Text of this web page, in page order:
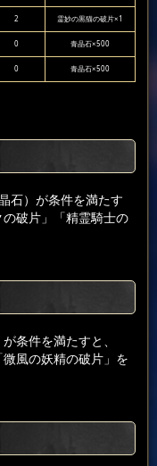
2 霊妙の黒猫の破片×1
0 青晶石×500
0 青晶石×500
石）が条件を満たす
破片」「精霊騎士の
条件を満たすと、
風の妖精の破片」を